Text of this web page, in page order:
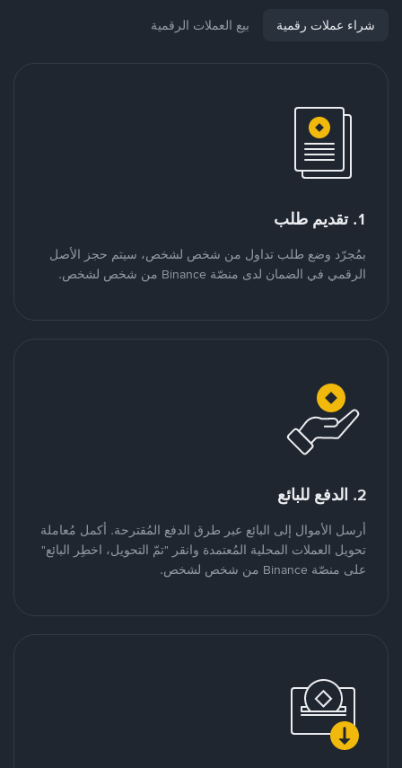
شراء عملات رقمية بيع العملات الرقمية
1. تقديم طلب
بمُجرّد وضع طلب تداول من شخص لشخص، سيتم حجز الأصل
الرقمي في الضمان لدى منصّة Binance من شخص لشخص.
2. الدفع للبائع
أرسل الأموال إلى البائع عبر طرق الدفع المُقترحة. أكمل مُعاملة
تحويل العملات المحلية المُعتمدة وانقر "تمّ التحويل، اخطِر البائع"
على منصّة Binance من شخص لشخص.